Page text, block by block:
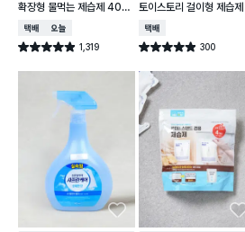
확장형 물먹는 제습제 400
g
택배배송오늘배송
별점 4.9점 1,319
건 작성
토이스토리 걸이형 제습
00 g
택배배송
별점 4.9점 300
건 작성